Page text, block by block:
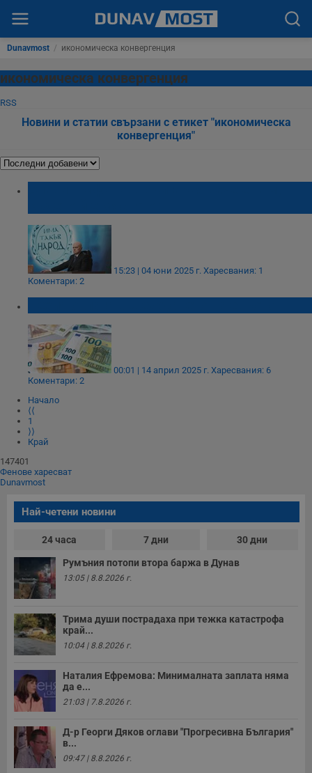
Dunavmost / икономическа конвергенция
икономическа конвергенция
RSS
Новини и статии свързани с етикет "икономическа
конвергенция"
15:23 | 04 юни 2025 г. Харесвания: 1
Коментари: 2
00:01 | 14 април 2025 г. Харесвания: 6
Коментари: 2
Начало
⟨⟨
1
⟩⟩
Край
147401
Фенове харесват
Dunavmost
Най-четени новини
24 часа 7 дни 30 дни
Румъния потопи втора баржа в Дунав
13:05 | 8.8.2026 г.
Трима души пострадаха при тежка катастрофа
край...
10:04 | 8.8.2026 г.
Наталия Ефремова: Минималната заплата няма
да е...
21:03 | 7.8.2026 г.
Д-р Георги Дяков оглави "Прогресивна България"
в...
09:47 | 8.8.2026 г.